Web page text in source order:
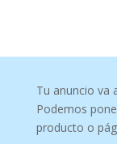
Tu anuncio va
Podemos
producto o